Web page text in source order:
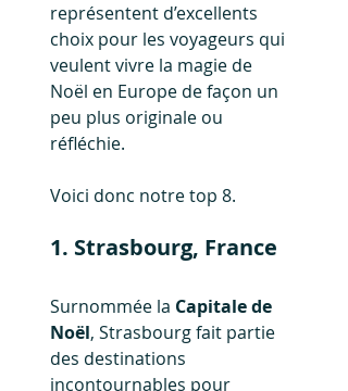
représentent d’excellents
choix pour les voyageurs qui
veulent vivre la magie de
Noël en Europe de façon un
peu plus originale ou
réfléchie.
Voici donc notre top 8.
1. Strasbourg, France
Surnommée la Capitale de
Noël, Strasbourg fait partie
des destinations
incontournables pour